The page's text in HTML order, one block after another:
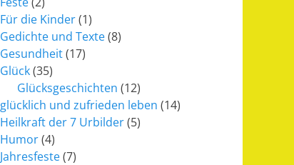
Für die Kinder(1)
Gedichte und Texte(8)
Gesundheit(17)
Glück(35)
Glücksgeschichten (12)
glücklich und zufrieden leben (14)
Heilkraft der 7 Urbilder(5)
Humor(4)
Jahresfeste(7)